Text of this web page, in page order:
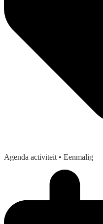
Agenda activiteit • Eenmalig